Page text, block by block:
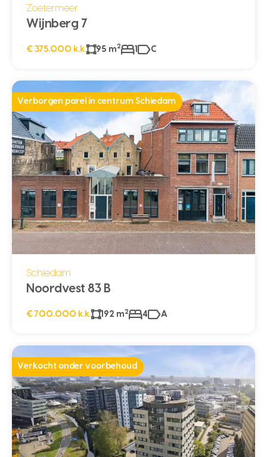
Zoetermeer
Wijnberg 7
€ 375.000 k.k. 95 m2 1 C
Verborgen parel in centrum Schiedam
Schiedam
Noordvest 83 B
€ 700.000 k.k. 192 m2 4 A
Verkocht onder voorbehoud